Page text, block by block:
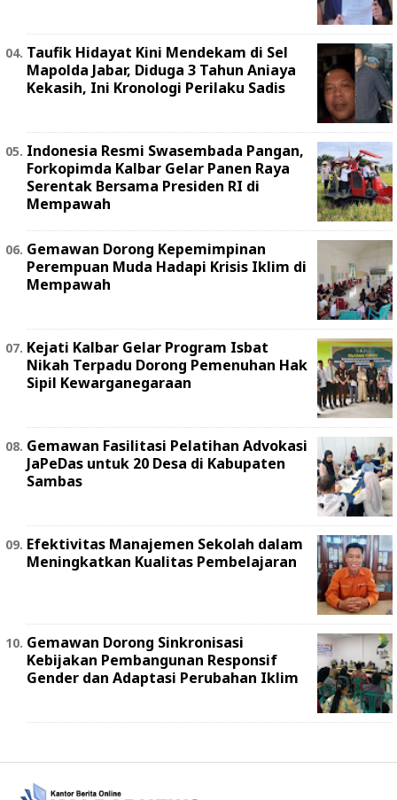
Taufik Hidayat Kini Mendekam di Sel
Mapolda Jabar, Diduga 3 Tahun Aniaya
Kekasih, Ini Kronologi Perilaku Sadis
Indonesia Resmi Swasembada Pangan,
Forkopimda Kalbar Gelar Panen Raya
Serentak Bersama Presiden RI di
Mempawah
Gemawan Dorong Kepemimpinan
Perempuan Muda Hadapi Krisis Iklim di
Mempawah
Kejati Kalbar Gelar Program Isbat
Nikah Terpadu Dorong Pemenuhan Hak
Sipil Kewarganegaraan
Gemawan Fasilitasi Pelatihan Advokasi
JaPeDas untuk 20 Desa di Kabupaten
Sambas
Efektivitas Manajemen Sekolah dalam
Meningkatkan Kualitas Pembelajaran
Gemawan Dorong Sinkronisasi
Kebijakan Pembangunan Responsif
Gender dan Adaptasi Perubahan Iklim